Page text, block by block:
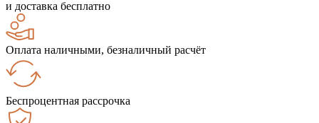
и доставка бесплатно
Оплата наличными, безналичный расчёт
Беспроцентная рассрочка